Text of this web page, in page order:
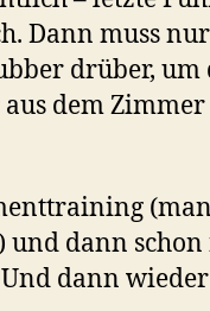
Dann muss
drüber, um
dem
und dann schon
dann